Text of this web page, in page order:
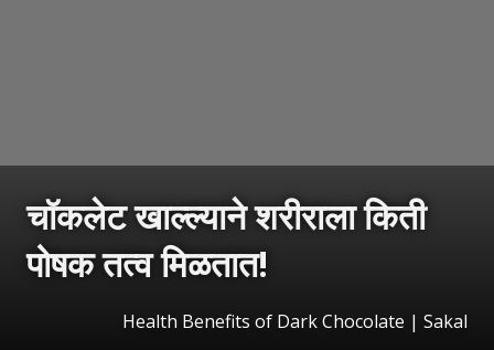
चॉकलेट खाल्ल्याने शरीराला किती
पोषक तत्व मिळतात!
Health Benefits of Dark Chocolate | Sakal